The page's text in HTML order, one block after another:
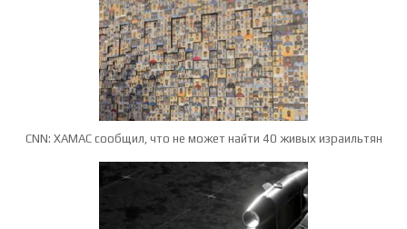
CNN: ХАМАС сообщил, что не может найти 40 живых израильтян